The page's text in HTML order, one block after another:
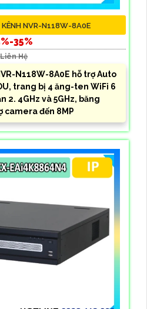
NVR-N118W-8A0E
35%
Liên Hệ
N118W-8A0E hỗ trợ Auto
trang bị 4 ăng-ten WiFi 6
2. 4GHz và 5GHz, băng
camera đến 8MP